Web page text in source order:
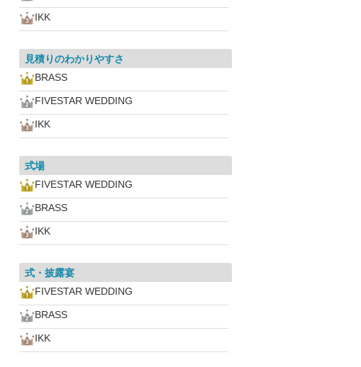
IKK
見積りのわかりやすさ
BRASS
FIVESTAR WEDDING
IKK
式場
FIVESTAR WEDDING
BRASS
IKK
式・披露宴
FIVESTAR WEDDING
BRASS
IKK